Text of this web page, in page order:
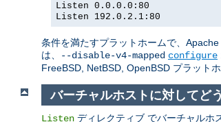
Listen 0.0.0.0:80
Listen 192.0.2.1:80
条件を満たすプラットホームで、
は、
--disable-v4-mapped configure
FreeBSD, NetBSD, OpenBSD プラット
バーチャルホストに対してど
Listen ディレクティブ でバーチャルホ